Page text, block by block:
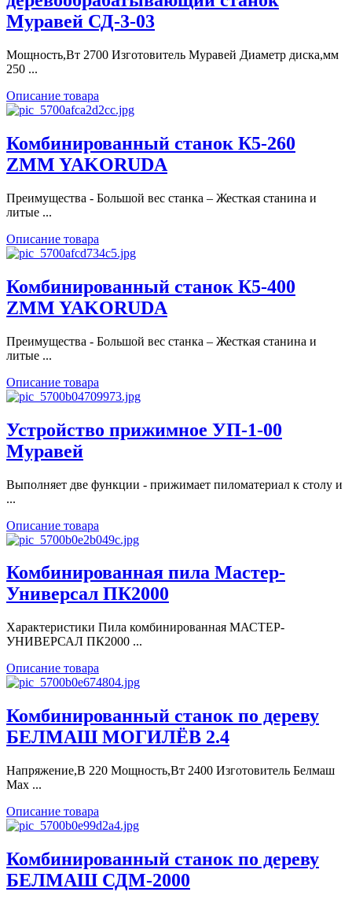
Муравей СД-3-03
Мощность,Вт 2700 Изготовитель Муравей Диаметр диска,мм
250 ...
Описание товара
Комбинированный станок К5-260
ZMM YAKORUDA
Преимущества - Большой вес станка – Жесткая станина и
литые ...
Описание товара
Комбинированный станок К5-400
ZMM YAKORUDA
Преимущества - Большой вес станка – Жесткая станина и
литые ...
Описание товара
Устройство прижимное УП-1-00
Муравей
Выполняет две функции - прижимает пиломатериал к столу и
...
Описание товара
Комбинированная пила Мастер-
Универсал ПК2000
Характеристики Пила комбинированная МАСТЕР-
УНИВЕРСАЛ ПК2000 ...
Описание товара
Комбинированный станок по дереву
БЕЛМАШ МОГИЛЁВ 2.4
Напряжение,В 220 Мощность,Вт 2400 Изготовитель Белмаш
Max ...
Описание товара
Комбинированный станок по дереву
БЕЛМАШ СДМ-2000